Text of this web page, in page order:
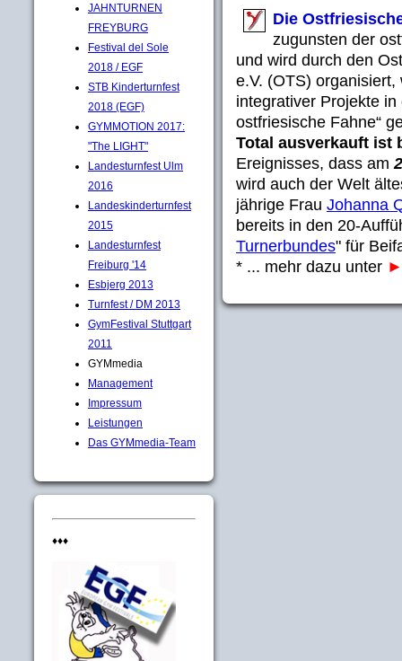
JAHNTURNEN
FREYBURG
Festival del Sole
2018 / EGF
STB Kinderturnfest
2018 (EGF)
GYMMOTION 2017:
"The LIGHT"
Landesturnfest Ulm
2016
Landeskinderturnfest
2015
Landesturnfest
Freiburg '14
Esbjerg 2013
Turnfest / DM 2013
GymFestival Stuttgart
2011
GYMmedia
Management
Impressum
Leistungen
Das GYMmedia-Team
♦♦♦
Die
zugunsten der
und wird durch den
e.V. (OTS)
integrativer Projekte
ostfriesische Fahne“
Total ausverkauft ist
Ereignisses, dass am
wird auch der Welt
jährige Frau Johanna
bereits in den 20-
Turnerbundes" für
* ... mehr dazu unter ►